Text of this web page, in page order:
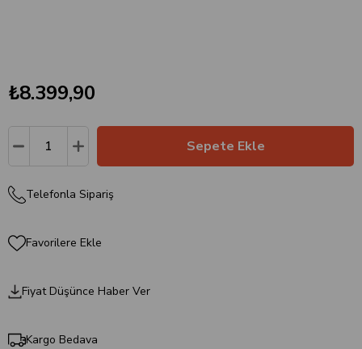
₺8.399,90
Telefonla Sipariş
Favorilere Ekle
Fiyat Düşünce Haber Ver
Kargo Bedava